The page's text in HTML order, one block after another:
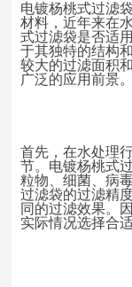
电镀杨桃式过滤
材料，近年来在
式过滤袋是否适
于其独特的结构
较大的过滤面积
广泛的应用前景。
首先，在水处理
节。电镀杨桃式
粒物、细菌、病
过滤袋的过滤精
同的过滤效果。
实际情况选择合